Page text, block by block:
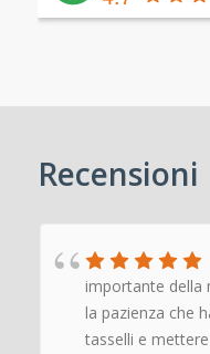
Recensioni
importante della
la pazienza che
tasselli e